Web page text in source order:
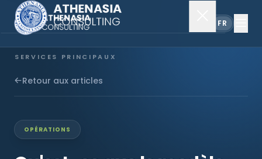
FR
SERVICES PRINCIPAUX
Constitution de société
Retour aux articles
OPÉRATIONS